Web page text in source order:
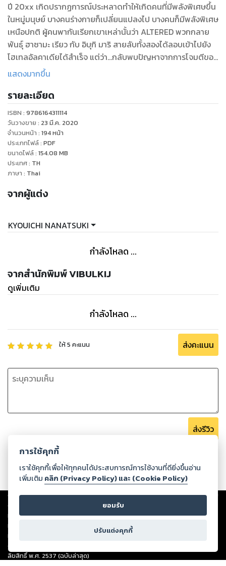
ปี 20xx เกิดปรากฏการณ์ประหลาดทำให้เกิดคนที่มีพลังพิเศษขึ้น
ในหมู่มนุษย์ บางคนร่างกายก็เปลี่ยนแปลงไป บางคนก็มีพลังพิเศษ
เหนือปกติ ผู้คนพากันเรียกเขาเหล่านั้นว่า ALTERED พวกกลาย
พันธุ์ ฮาซามะ เรียว กับ อิบุกิ มาริ สายลับทั้งสองได้ลอบเข้าไปยัง
โฮเทลอัลคาเดียได้สำเร็จ แต่ว่า...กลับพบปัญหาจากการโจมตีของ
ALTERED HOUSE ที่ซ่อนตัวอยู่!! แล้วทั้งสองคนจะเอาตัวรอดจาก
สำแดงฤทธิ์---!!
แสดงมากขึ้น
รายละเอียด
ISBN : 9786164311114
วันวางขาย : 23 มี.ค. 2020
จำนวนหน้า : 194หน้า
ประเภทไฟล์: PDF
ขนาดไฟล์: 154.08 MB
ประเทศ: TH
ภาษา : Thai
จากผู้แต่ง
KYOUICHI NANATSUKI
กำลังโหลด ...
จากสำนักพิมพ์ VIBULKIJ
ดูเพิ่มเติม
กำลังโหลด ...
ให้5 คะแนน ส่งคะแนน
ส่งรีวิว
Copyright ©2026Storylog Co., Ltd. - สตอรี่ล็อกขอสงวนสิทธิ์ไม่รับผิดชอบ
ต่อผลงานหรือเนื้อหาใดที่อัปโหลดผ่านเว็บไซต์และปรากฏว่าละเมิดสิทธิใน
ทรัพย์สินทางปัญญาของบุคคลอื่นหรือขัดต่อกฎหมายและศีลธรรม ดังนั้น ผู้อ่าน
ทุกท่านโปรดใช้วิจารณญาณในการกลั่นกรองด้วยตนเอง และหากท่านพบว่าส่วน
หนึ่งส่วนใดขัดต่อกฎหมายและศีลธรรม กรุณาแจ้งมายังบริษัท เพื่อทีมงานจะได้
ดำเนินการในทันที ทั้งนี้ ทางสตอรี่ล็อกขอสงวนลิขสิทธิ์ตามพระราชบัญญัติ
ลิขสิทธิ์ พ.ศ. 2537 (ฉบับล่าสุด)
การใช้คุกกี้
เราใช้คุกกี้เพื่อให้ทุกคนได้ประสบการณ์การใช้งานที่ดียิ่งขึ้นอ่าน
เพิ่มเติม คลิก (Privacy Policy) และ (Cookie Policy)
ยอมรับ
ปรับแต่งคุกกี้